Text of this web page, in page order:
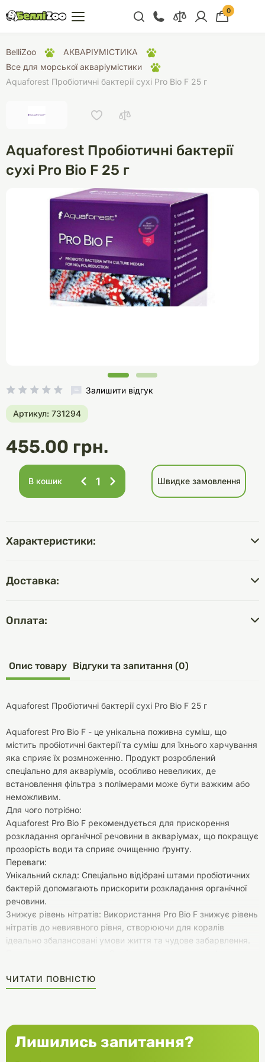
+38 (068) 300 91 91
Відділ продажу
+38 (093) 300 91 91
+38 (068) 479 28
76
0
BelliZoo
АКВАРІУМІСТИКА
Все для морської акваріумістики
Aquaforest Пробіотичні бактерії сухі Pro Bio F 25 г
Aquaforest Пробіотичні бактерії
сухі Pro Bio F 25 г
Залишити відгук
Артикул: 731294
455.00 грн.
В кошик Швидке замовлення
Характеристики:
Доставка:
Оплата:
Опис товару Відгуки та запитання (0)
Aquaforest Пробіотичні бактерії сухі Pro Bio F 25 г
Aquaforest Pro Bio F - це унікальна поживна суміш, що
містить пробіотичні бактерії та суміш для їхнього харчування
яка сприяє їх розмноженню. Продукт розроблений
спеціально для акваріумів, особливо невеликих, де
встановлення фільтра з полімерами може бути важким або
неможливим.
Для чого потрібно:
Aquaforest Pro Bio F рекомендується для прискорення
розкладання органічної речовини в акваріумах, що покращує
прозорість води та сприяє очищенню ґрунту.
Переваги:
Унікальний склад: Спеціально відібрані штами пробіотичних
бактерій допомагають прискорити розкладання органічної
речовини.
Знижує рівень нітратів: Використання Pro Bio F знижує рівень
нітратів до невиявного рівня, створюючи для коралів
ідеально збалансовані умови життя та чудове забарвлення.
Як користуватись:
Дозування: 1 ложка на 100 л води щодня. Продукт
Виробник: Aquaforest
Вага: 25г
ЧИТАТИ ПОВНІСТЮ
Лишились запитання?